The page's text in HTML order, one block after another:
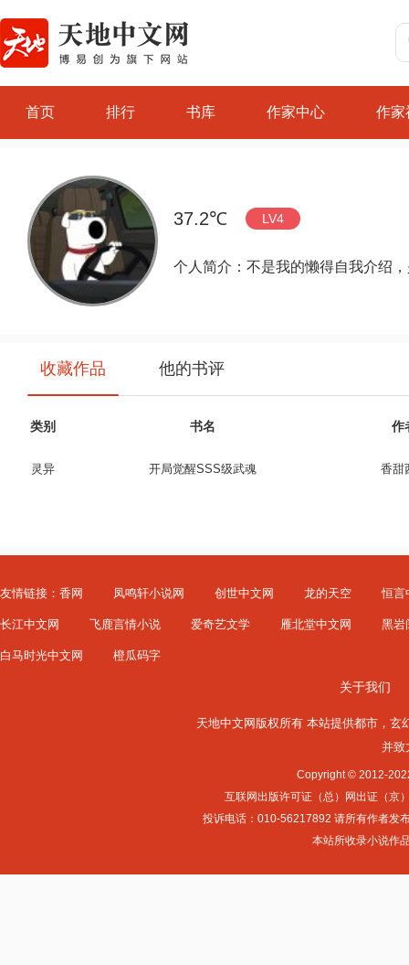
首页 排行 书库 作家中心 作家
37.2℃ LV4
个人简介：不是我的懒得自我介绍
收藏作品 他的书评
类别 书名 作
灵异 开局觉醒SSS级武魂 香甜
友情链接： 香网 凤鸣轩小说网 创世中文网 龙的天空 恒言
长江中文网 飞鹿言情小说 爱奇艺文学 雁北堂中文网 黑岩
白马时光中文网 橙瓜码字
关于我们
天地中文网版权所有 本站提供都市， 玄
并致
Copyright © 2012-
互联网出版许可证（总）网出证（京
投诉电话：010-56217892 请所有作者发
本站所收录小说作